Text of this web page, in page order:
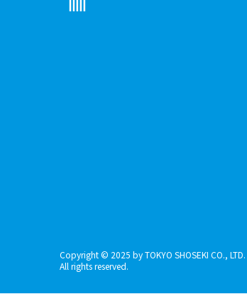
Copyright © 2025 by TOKYO SHOSEKI CO., LTD.
All rights reserved.